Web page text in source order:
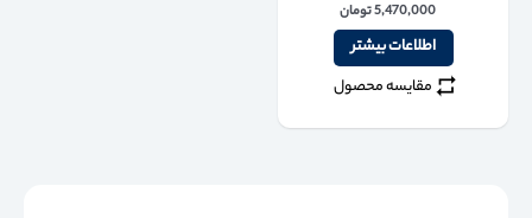
5,470,000تومان
اطلاعات بیشتر
مقایسه محصول